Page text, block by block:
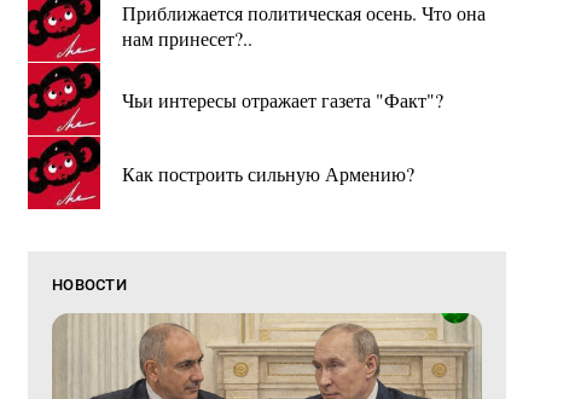
Приближается политическая осень. Что она
нам принесет?..
Чьи интересы отражает газета "Факт"?
Как построить сильную Армению?
НОВОСТИ